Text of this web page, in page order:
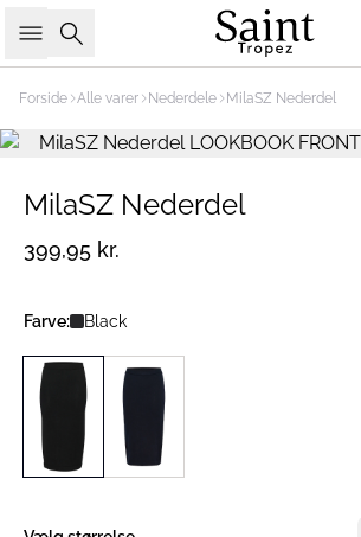
Søg
Forside Alle varer Nederdele MilaSZ Nederdel
MilaSZ Nederdel
399,95 kr.
Farve: Black